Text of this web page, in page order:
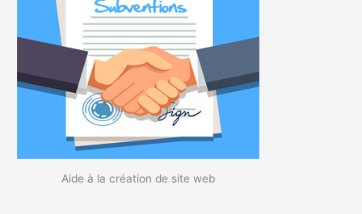
Aide à la création de site web